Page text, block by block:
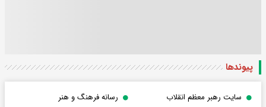
پیوندها
سایت رهبر معظم انقلاب
رسانه فرهنگ و هنر